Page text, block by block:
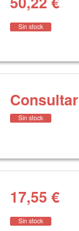
Sin stock
Consultar
Sin stock
17,55 €
Sin stock